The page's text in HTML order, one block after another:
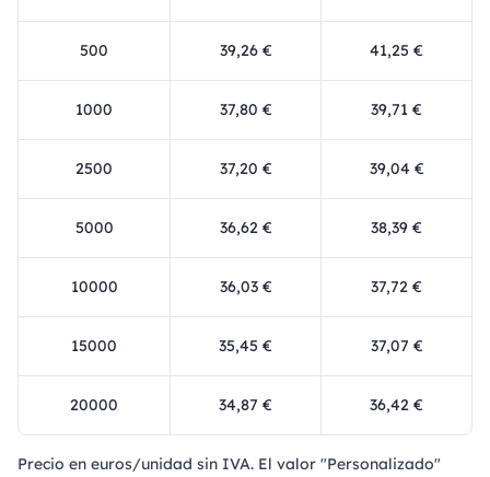
500 39,26 € 41,25 €
1000 37,80 € 39,71 €
2500 37,20 € 39,04 €
5000 36,62 € 38,39 €
10000 36,03 € 37,72 €
15000 35,45 € 37,07 €
20000 34,87 € 36,42 €
Precio en euros/unidad sin IVA. El valor "Personalizado"